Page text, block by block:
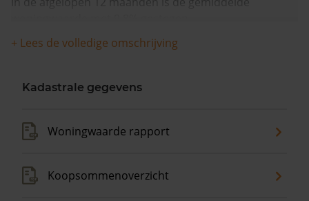
+ Lees de volledige omschrijving
Kadastrale gegevens
Woningwaarde rapport
Koopsommenoverzicht